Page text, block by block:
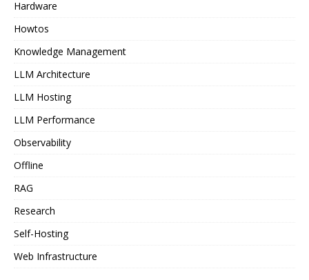
Hardware
Howtos
Knowledge Management
LLM Architecture
LLM Hosting
LLM Performance
Observability
Offline
RAG
Research
Self-Hosting
Web Infrastructure